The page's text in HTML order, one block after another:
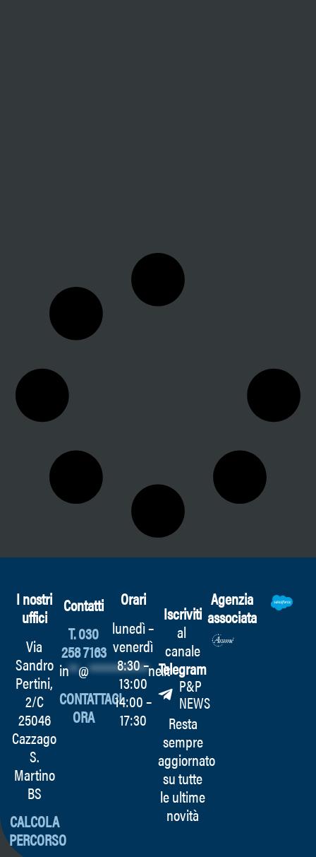
I nostri
uffici
Via
Sandro
Pertini,
2/C
25046
Cazzago
S.
Martino
BS
CALCOLA
PERCORSO
Contatti
T. 030
258 7163
in**@************ne.it
CONTATTACI
ORA
Orari
lunedì –
venerdì
8:30 –
13:00
14:00 –
17:30
Iscriviti
al
canale
Telegram
P&P
NEWS
Resta
sempre
aggiornato
su tutte
le ultime
novità
Agenzia
associata